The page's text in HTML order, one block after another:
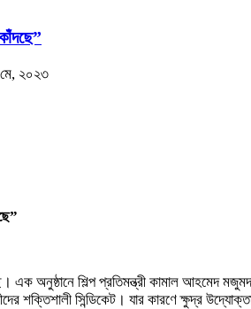
২০২৩
এক অনুষ্ঠানে শিল্প প্রতিমন্ত্রী কামাল আহমেদ
শক্তিশালী সিন্ডিকেট। যার কারণে ক্ষুদ্র